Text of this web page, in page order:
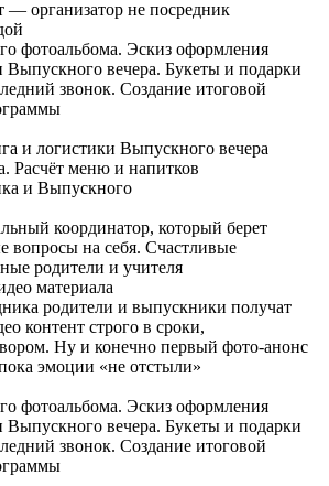
— организатор не посредник
фотоальбома. Эскиз оформления
Выпускного вечера. Букеты и подарки
звонок. Создание итоговой
и логистики Выпускного вечера
Расчёт меню и напитков
и Выпускного
координатор, который берет
вопросы на себя. Счастливые
родители и учителя
материала
родители и выпускники получат
контент строго в сроки,
Ну и конечно первый фото-анонс
эмоции «не отстыли»
фотоальбома. Эскиз оформления
Выпускного вечера. Букеты и подарки
звонок. Создание итоговой